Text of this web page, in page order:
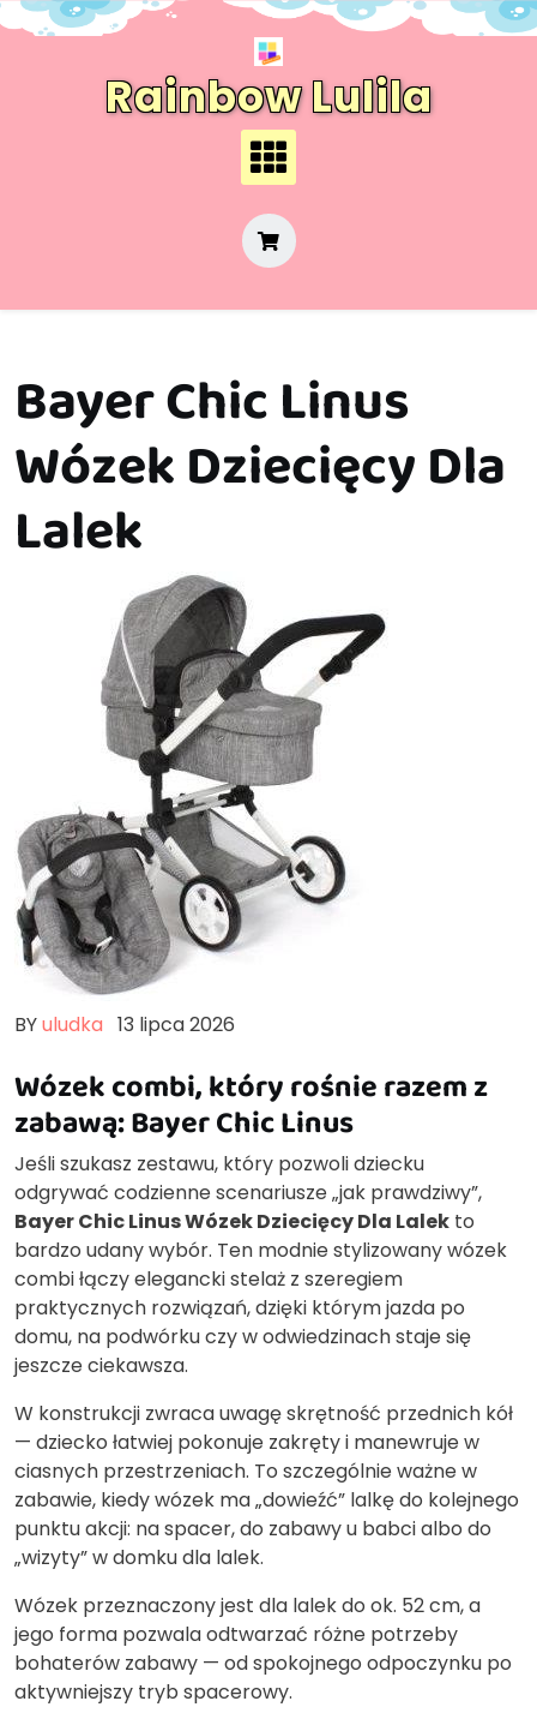
Skip
Rainbow Lulila
Bayer Chic Linus
Wózek Dziecięcy Dla
Lalek
BYuludka 13 lipca 2026
Wózek combi, który rośnie razem z
zabawą: Bayer Chic Linus
Jeśli szukasz zestawu, który pozwoli dziecku
odgrywać codzienne scenariusze „jak prawdziwy”,
Bayer Chic Linus Wózek Dziecięcy Dla Lalek to
bardzo udany wybór. Ten modnie stylizowany wózek
combi łączy elegancki stelaż z szeregiem
praktycznych rozwiązań, dzięki którym jazda po
domu, na podwórku czy w odwiedzinach staje się
jeszcze ciekawsza.
W konstrukcji zwraca uwagę skrętność przednich kół
— dziecko łatwiej pokonuje zakręty i manewruje w
ciasnych przestrzeniach. To szczególnie ważne w
zabawie, kiedy wózek ma „dowieźć” lalkę do kolejnego
punktu akcji: na spacer, do zabawy u babci albo do
„wizyty” w domku dla lalek.
Wózek przeznaczony jest dla lalek do ok. 52 cm, a
jego forma pozwala odtwarzać różne potrzeby
bohaterów zabawy — od spokojnego odpoczynku po
aktywniejszy tryb spacerowy.